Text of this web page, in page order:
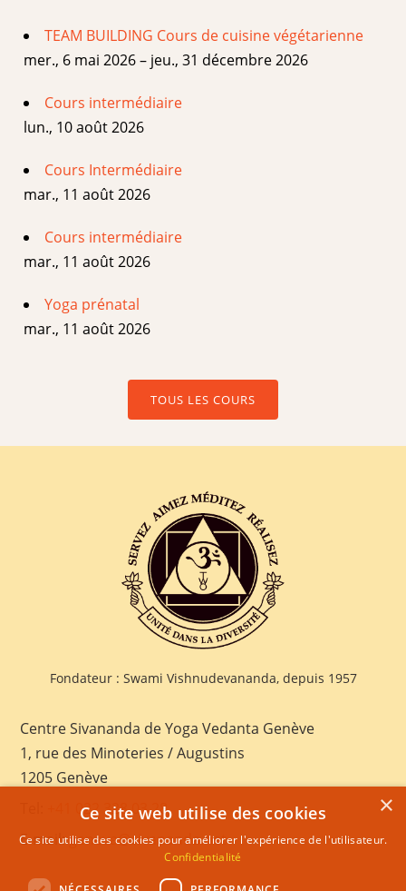
TEAM BUILDING Cours de cuisine végétarienne
mer., 6 mai 2026 – jeu., 31 décembre 2026
Cours intermédiaire
lun., 10 août 2026
Cours Intermédiaire
mar., 11 août 2026
Cours intermédiaire
mar., 11 août 2026
Yoga prénatal
mar., 11 août 2026
TOUS LES COURS
Fondateur : Swami Vishnudevananda, depuis 1957
Centre Sivananda de Yoga Vedanta Genève
1, rue des Minoteries / Augustins
1205 Genève
+41 022 328 03 28
E-mail:geneva@sivananda.net
×
Ce site web utilise des cookies
Ce site utilise des cookies pour améliorer l'expérience de l'utilisateur.
Confidentialité